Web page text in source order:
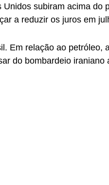
subiram acima do
a reduzir os juros em
Em relação ao petróleo,
do bombardeio iraniano